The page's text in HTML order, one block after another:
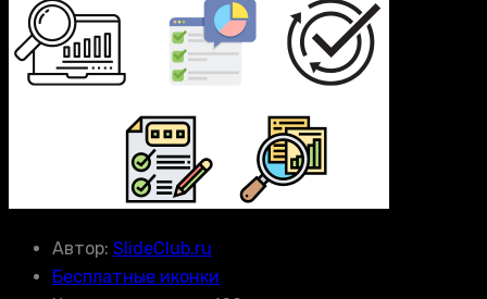
Автор: SlideClub.ru
Бесплатные иконки